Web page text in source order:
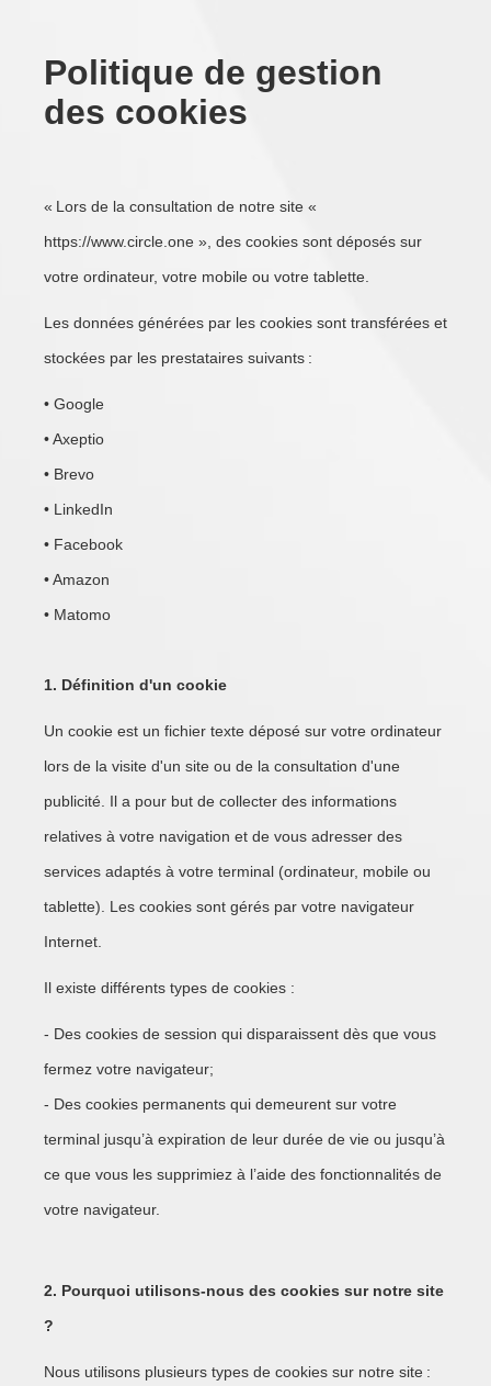
Politique de gestion
des cookies
« Lors de la consultation de notre site «
https://www.circle.one », des cookies sont déposés sur
votre ordinateur, votre mobile ou votre tablette.
Les données générées par les cookies sont transférées et
stockées par les prestataires suivants :
• Google
• Axeptio
• Brevo
• LinkedIn
• Facebook
• Amazon
• Matomo
1. Définition d'un cookie
Un cookie est un fichier texte déposé sur votre ordinateur
lors de la visite d'un site ou de la consultation d'une
publicité. Il a pour but de collecter des informations
relatives à votre navigation et de vous adresser des
services adaptés à votre terminal (ordinateur, mobile ou
tablette). Les cookies sont gérés par votre navigateur
Internet.
Il existe différents types de cookies :
- Des cookies de session qui disparaissent dès que vous
fermez votre navigateur;
- Des cookies permanents qui demeurent sur votre
terminal jusqu’à expiration de leur durée de vie ou jusqu’à
ce que vous les supprimiez à l’aide des fonctionnalités de
votre navigateur.
2. Pourquoi utilisons-nous des cookies sur notre site
?
Nous utilisons plusieurs types de cookies sur notre site :